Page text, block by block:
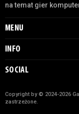
na temat gier
MENU
INFO
SOCIAL
Copyright by © 2024-2026
zastrzeżone.